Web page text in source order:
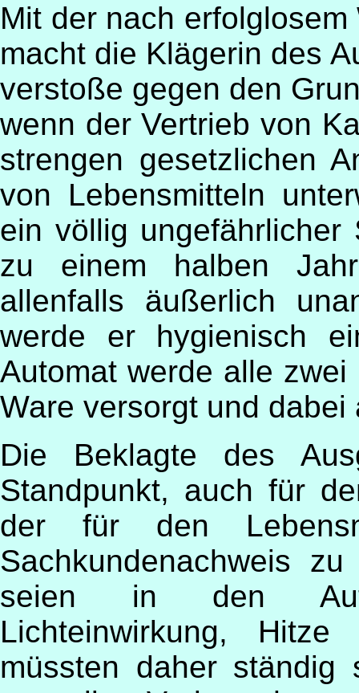
Mit der nach
macht die Klägerin des
verstoße gegen den
wenn der Vertrieb von
strengen gesetzlichen
von Lebensmitteln
ein völlig ungefährlicher
zu einem halben
allenfalls äußerlich
werde er hygienisch
Automat werde alle
Ware versorgt und dabei
Die Beklagte des
Standpunkt, auch für
der für den
Sachkundenachweis
seien in den
Lichteinwirkung,
müssten daher ständig